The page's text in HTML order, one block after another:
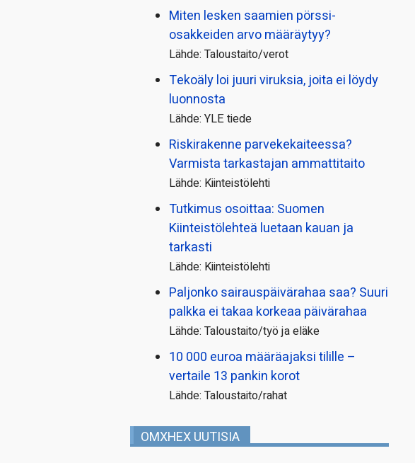
Miten lesken saamien pörssi­
osakkeiden arvo määräytyy?
Lähde: Taloustaito/verot
Tekoäly loi juuri viruksia, joita ei löydy
luonnosta
Lähde: YLE tiede
Riskirakenne parvekekaiteessa?
Varmista tarkastajan ammattitaito
Lähde: Kiinteistölehti
Tutkimus osoittaa: Suomen
Kiinteistölehteä luetaan kauan ja
tarkasti
Lähde: Kiinteistölehti
Paljonko sairauspäivä­rahaa saa? Suuri
palkka ei takaa korkeaa päivärahaa
Lähde: Taloustaito/työ ja eläke
10 000 euroa määräajaksi tilille –
vertaile 13 pankin korot
Lähde: Taloustaito/rahat
OMXHEX UUTISIA